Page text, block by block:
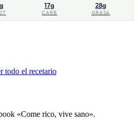
17g
CARB
28g
GRASA
todo el recetario
«Come rico, vive sano».